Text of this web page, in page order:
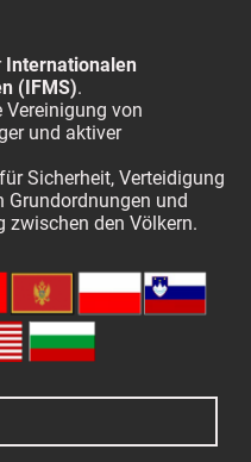
Internationalen
(IFMS).
Vereinigung von
und aktiver
Sicherheit, Verteidigung
und
zwischen den Völkern.